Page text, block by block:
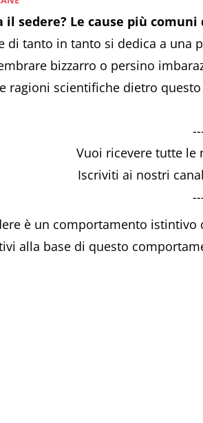
il sedere? Le cause più
di tanto in tanto si dedica a una
bizzarro o persino
ragioni scientifiche dietro
Vuoi ricevere tutte le
Iscriviti ai nostri
è un comportamento istintivo
alla base di questo